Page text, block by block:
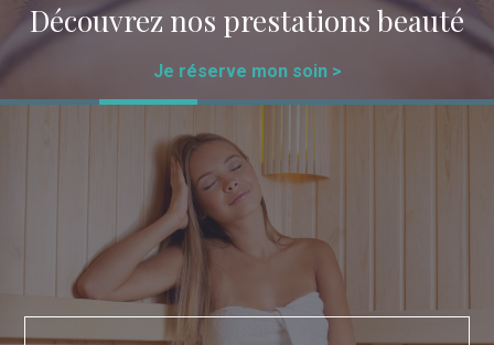
Découvrez nos prestations beauté
Je réserve mon soin >